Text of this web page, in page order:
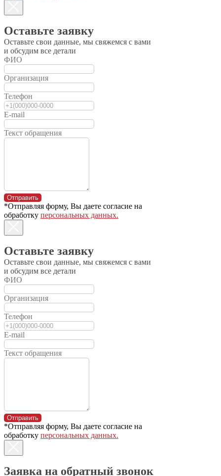
МТЗ-Сибирь
Акции
Статьи
Оставьте заявку
Оставьте свои данные, мы свяжемся с вами
и обсудим все детали
ФИО
Организация
Телефон
E-mail
Текст обращения
Отправить
*Отправляя форму, Вы даете согласие на
обработку персональных данных.
Оставьте заявку
Оставьте свои данные, мы свяжемся с вами
и обсудим все детали
ФИО
Организация
Телефон
E-mail
Текст обращения
Отправить
*Отправляя форму, Вы даете согласие на
обработку персональных данных.
Заявка на обратный звонок